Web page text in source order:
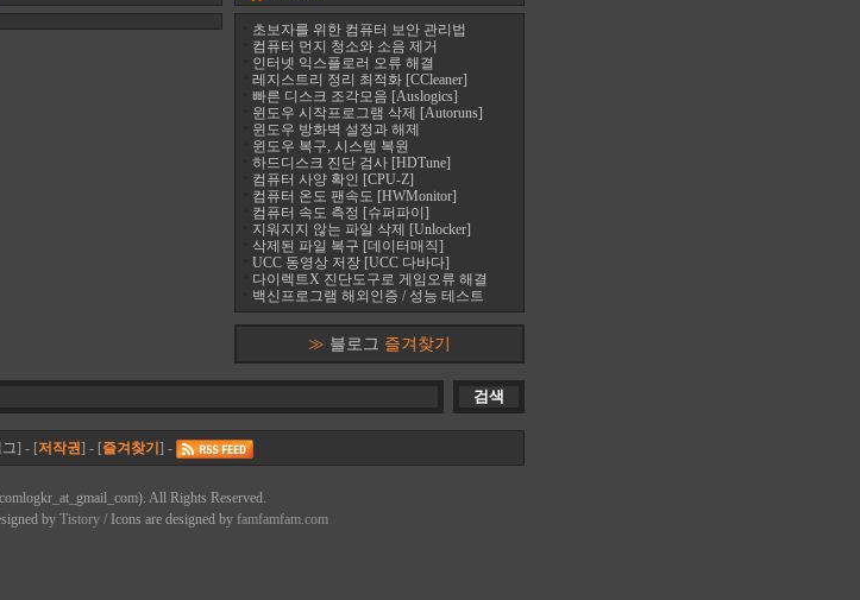
초보자를 위한 컴퓨터 보안 관리법
컴퓨터 먼지 청소와 소음 제거
인터넷 익스플로러 오류 해결
레지스트리 정리 최적화 [CCleaner]
빠른 디스크 조각모음 [Auslogics]
윈도우 시작프로그램 삭제 [Autoruns]
윈도우 방화벽 설정과 해제
윈도우 복구, 시스템 복원
하드디스크 진단 검사 [HDTune]
컴퓨터 사양 확인 [CPU-Z]
컴퓨터 온도 팬속도 [HWMonitor]
컴퓨터 속도 측정 [슈퍼파이]
지워지지 않는 파일 삭제 [Unlocker]
삭제된 파일 복구 [데이터매직]
UCC 동영상 저장 [UCC 다바다]
다이렉트X 진단도구로 게임오류 해결
백신프로그램 해외인증 / 성능 테스트
≫ 블로그 즐겨찾기
] - [저작권] - [즐겨찾기 ] -
All Rights Reserved.
by Tistory/ Icons are designed by famfamfam.com